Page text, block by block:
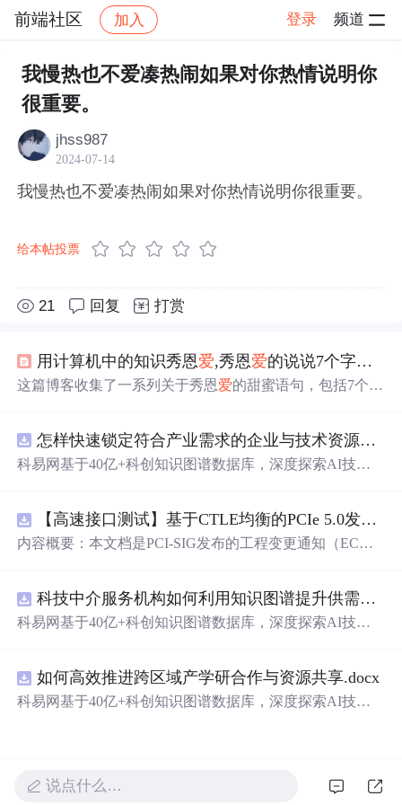
前端社区 加入 登录 频道
社区 前端社区 感慨 帖子详情
我慢热也不爱凑热闹如果对你热情说明你
很重要。
jhss987
2024-07-14
我慢热也不爱凑热闹如果对你热情说明你很重要。
给本帖投票
21 回复 打赏
用计算机中的知识秀恩爱,秀恩爱的说说7个字情话
这篇博客收集了一系列关于秀恩爱的甜蜜语句，包括7个字
着。这些话语不仅揭示了作者内心的情感世界，也为读者
提供了表达爱意的灵感。
怎样快速锁定符合产业需求的企业与技术资源？.docx
科易网基于40亿+科创知识图谱数据库，深度探索AI技术
新领域的AI+数智化解决方案，推动科技创新与产业创新
智能化发展。
【高速接口测试】基于CTLE均衡的PCIe 5.0发射机抖动测量方法：32 GT/s速率下精确评估硅基抖动分量的技术方案
内容概要：本文档是PCI-SIG发布的工程变更通知（EC
式”替代原有的S参数去嵌入法，通过在被测通道应用基于
CTLE的均衡来减少因信道损耗导致的信号退化，从而更准
了传统去嵌入过程中高频噪声放大带来的测量不准确性。
对于2.5至16.0 GT/s速率，原有测量方法保持不变。; 适合
人群：从事高速接口设计、验证或测试的工程师，尤其是
科技中介服务机构如何利用知识图谱提升供需匹配精准度？.docx
科易网基于40亿+科创知识图谱数据库，深度探索AI技术
新领域的AI+数智化解决方案，推动科技创新与产业创新
智能化发展。
如何高效推进跨区域产学研合作与资源共享.docx
科易网基于40亿+科创知识图谱数据库，深度探索AI技术
智能化发展。
说点什么…